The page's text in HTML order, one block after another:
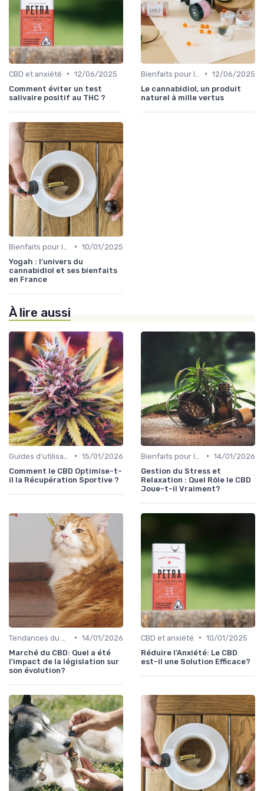
CBD et anxiété • 12/06/2025
Comment éviter un test
salivaire positif au THC ?
• 12/06/2025
Le cannabidiol, un produit
naturel à mille vertus
• 10/01/2025
Yogah : l'univers du
cannabidiol et ses bienfaits
en France
À lire aussi
• 15/01/2026
Comment le CBD Optimise-t-
il la Récupération Sportive ?
• 14/01/2026
Gestion du Stress et
Relaxation : Quel Rôle le CBD
Joue-t-il Vraiment?
• 14/01/2026
Marché du CBD: Quel a été
l'impact de la législation sur
son évolution?
CBD et anxiété • 10/01/2025
Réduire l'Anxiété: Le CBD
est-il une Solution Efficace?